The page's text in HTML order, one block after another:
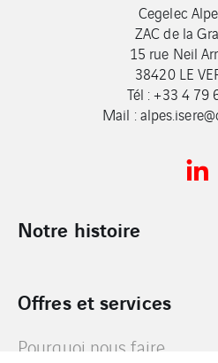
Cegelec
ZAC de la
15 rue Neil
38420 LE
Tél : +33 4 79
Mail :
Notre histoire
Offres et services
Pourquoi nous faire